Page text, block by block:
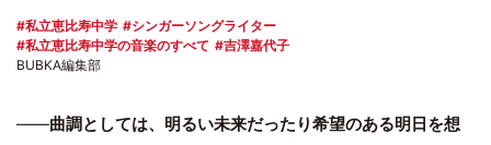
私立恵比寿中学
シンガーソングライター
私立恵比寿中学の音楽のすべて
吉澤嘉代子
BUBKA編集部
――曲調としては、明るい未来だったり希望のある明日を想